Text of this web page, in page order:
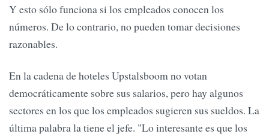
Y esto sólo funciona si los empleados conocen los
números. De lo contrario, no pueden tomar decisiones
razonables.
En la cadena de hoteles Upstalsboom no votan
democráticamente sobre sus salarios, pero hay algunos
sectores en los que los empleados sugieren sus sueldos. La
última palabra la tiene el jefe. "Lo interesante es que los